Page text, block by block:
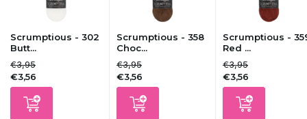
Scrumptious - 302
Butt...
€3,95
€3,56
Scrumptious - 358
Choc...
€3,95
€3,56
Scrumptious -
Red ...
€3,95
€3,56